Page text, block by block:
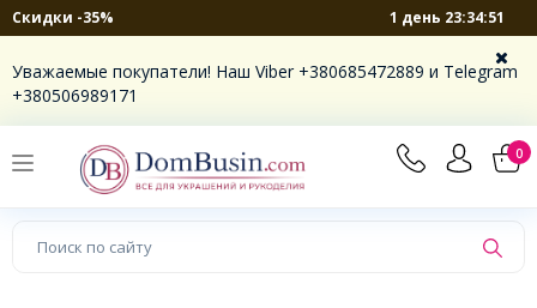
Скидки -35% 1 день 23:34:50
Уважаемые покупатели! Наш Viber +380685472889 и Telegram
+380506989171
0
×